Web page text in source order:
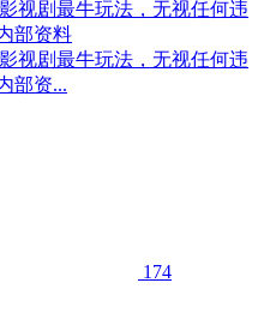
视剧最牛玩法，无视任何违
部资料
视剧最牛玩法，无视任何违
部资...
174